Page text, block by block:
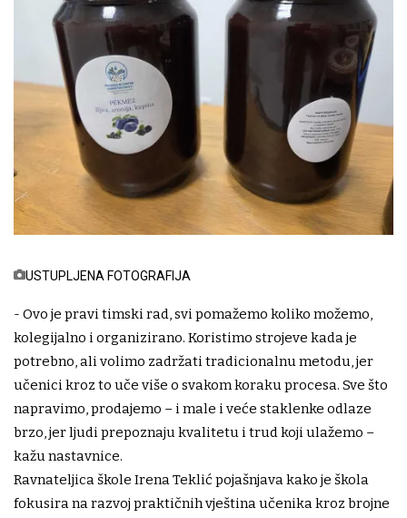
USTUPLJENA FOTOGRAFIJA
- Ovo je pravi timski rad, svi pomažemo koliko možemo,
kolegijalno i organizirano. Koristimo strojeve kada je
potrebno, ali volimo zadržati tradicionalnu metodu, jer
učenici kroz to uče više o svakom koraku procesa. Sve što
napravimo, prodajemo – i male i veće staklenke odlaze
brzo, jer ljudi prepoznaju kvalitetu i trud koji ulažemo –
kažu nastavnice.
Ravnateljica škole Irena Teklić pojašnjava kako je škola
fokusira na razvoj praktičnih vještina učenika kroz brojne